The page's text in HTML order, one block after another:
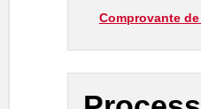
Comprovante